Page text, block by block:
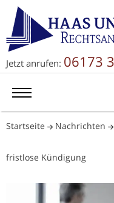
Jetzt anrufen: 06173
Startseite Nachrichten
fristlose Kündigung